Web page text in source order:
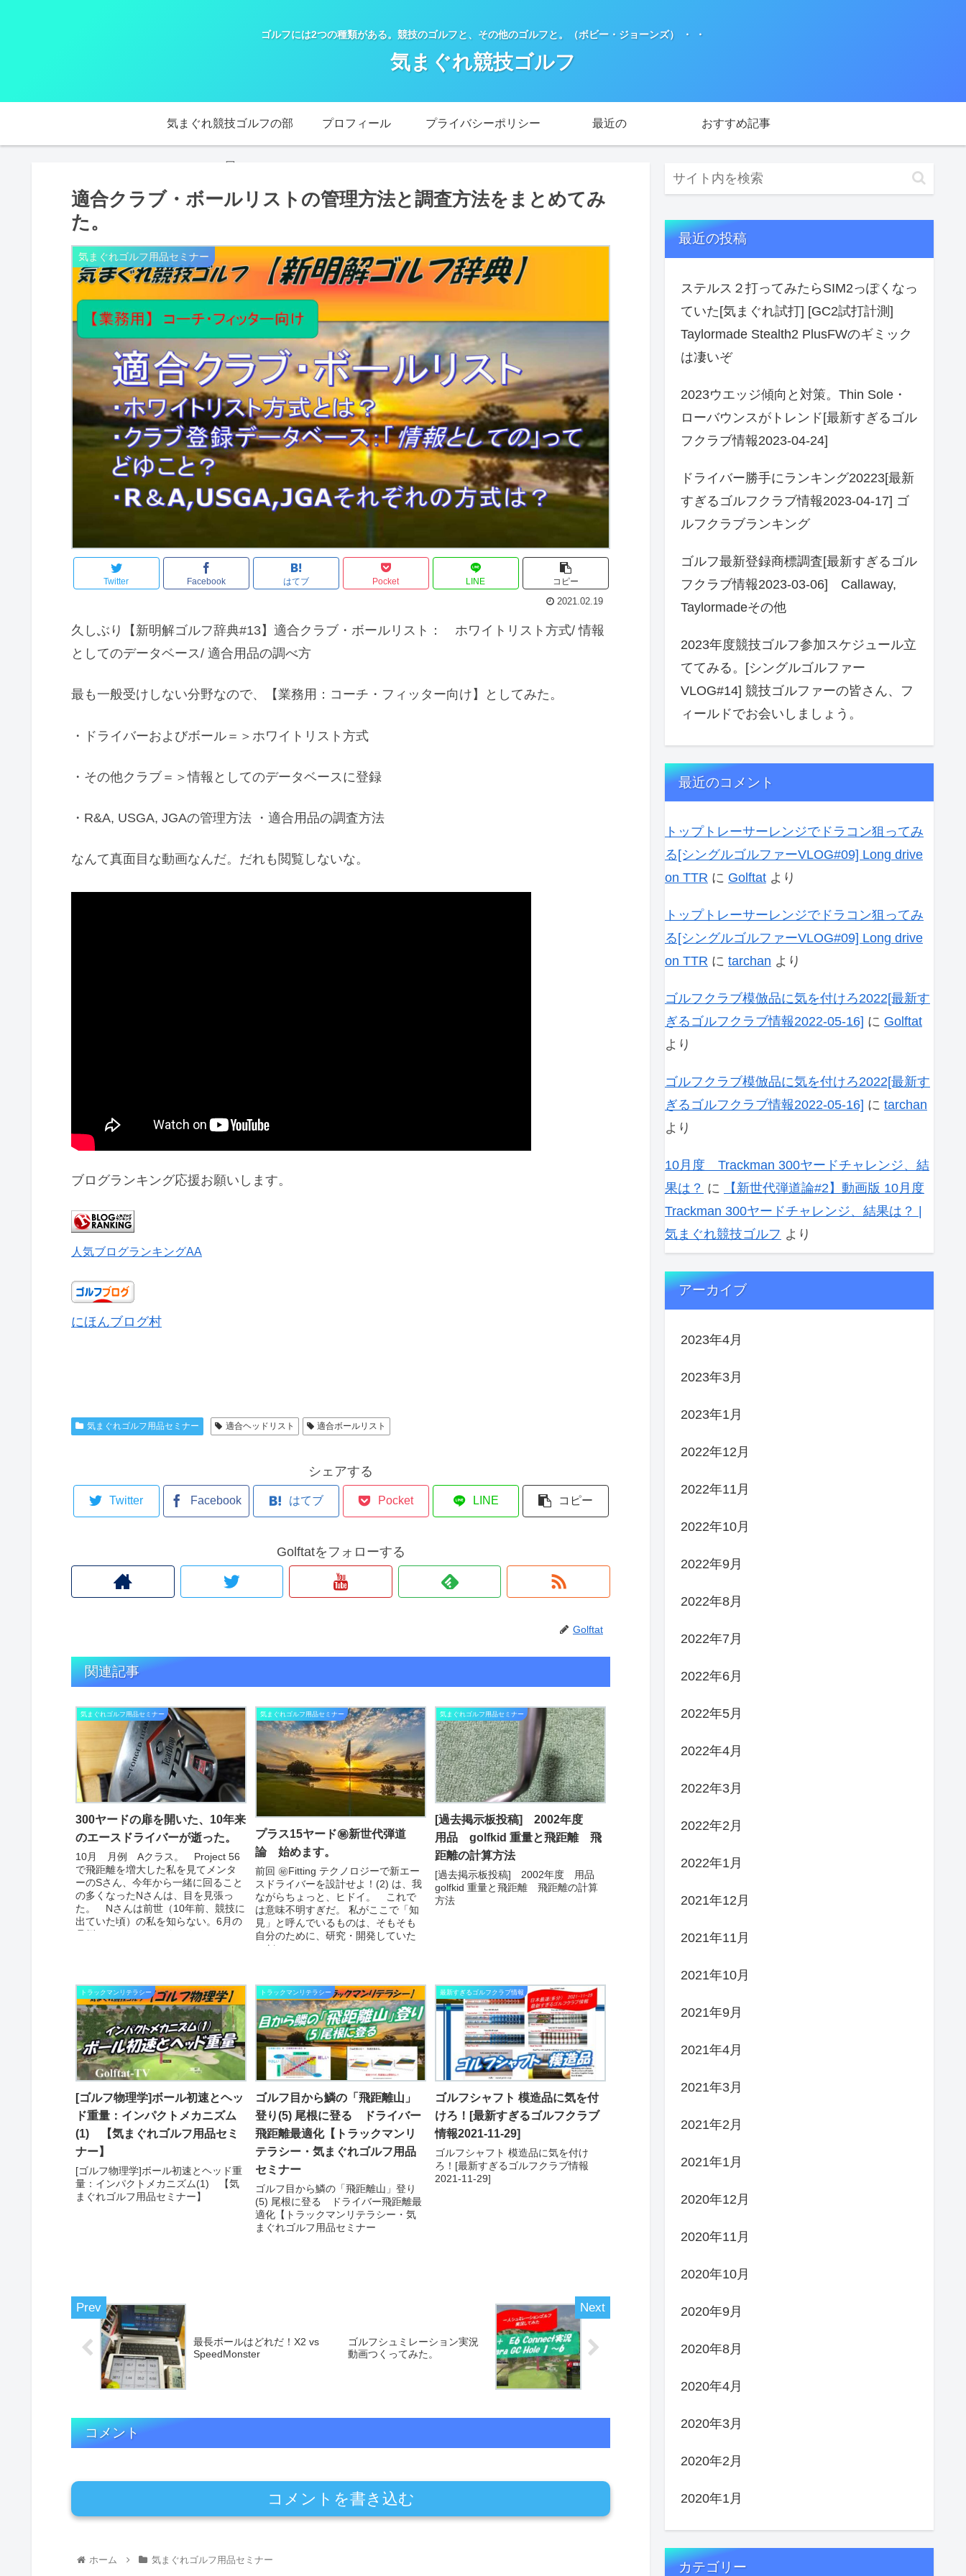
ゴルフには2つの種類がある。競技のゴルフと、その他のゴルフと。（ボビー・ジョーンズ） ・ ・
気まぐれ競技ゴルフ
気まぐれ競技ゴルフの部
屋
プロフィール プライバシーポリシー 最近の おすすめ記事
適合クラブ・ボールリストの管理方法と調査方法をまとめてみ
た。
気まぐれゴルフ用品セミナー
Twitter Facebook はてブ Pocket LINE コピー
2021.02.19
久しぶり【新明解ゴルフ辞典#13】適合クラブ・ボールリスト： ホワイトリスト方式/ 情報
としてのデータベース/ 適合用品の調べ方
最も一般受けしない分野なので、【業務用：コーチ・フィッター向け】としてみた。
・ドライバーおよびボール＝＞ホワイトリスト方式
・その他クラブ＝＞情報としてのデータベースに登録
・R&A, USGA, JGAの管理方法 ・適合用品の調査方法
なんて真面目な動画なんだ。だれも閲覧しないな。
ブログランキング応援お願いします。
人気ブログランキングAA
にほんブログ村
気まぐれゴルフ用品セミナー 適合ヘッドリスト 適合ボールリスト
シェアする
Twitter Facebook はてブ Pocket LINE コピー
Golftatをフォローする
Golftat
関連記事
気まぐれゴルフ用品セミナー
300ヤードの扉を開いた、10年来
のエースドライバーが逝った。
10月 月例 Aクラス。 Project 56
で飛距離を増大した私を見てメンタ
ーのSさん、今年から一緒に回ること
の多くなったNさんは、目を見張っ
た。 Nさんは前世（10年前、競技に
出ていた頃）の私を知らない。6月の
月例では、Nさんのドライバ...
気まぐれゴルフ用品セミナー
プラス15ヤード㊙新世代弾道
論 始めます。
前回 ㊙Fitting テクノロジーで新エー
スドライバーを設計せよ！(2) は、我
ながらちょっと、ヒドイ。 これで
は意味不明すぎだ。 私がここで「知
見」と呼んでいるものは、そもそも
自分のために、研究・開発していた
のだ...
気まぐれゴルフ用品セミナー
[過去掲示板投稿] 2002年度
用品 golfkid 重量と飛距離 飛
距離の計算方法
[過去掲示板投稿] 2002年度 用品
golfkid 重量と飛距離 飛距離の計算
方法
トラックマンリテラシー
[ゴルフ物理学]ボール初速とヘッ
ド重量：インパクトメカニズム
(1) 【気まぐれゴルフ用品セミ
ナー】
[ゴルフ物理学]ボール初速とヘッド重
量：インパクトメカニズム(1) 【気
まぐれゴルフ用品セミナー】
トラックマンリテラシー
ゴルフ目から鱗の「飛距離山」
登り(5) 尾根に登る ドライバー
飛距離最適化【トラックマンリ
テラシー・気まぐれゴルフ用品
セミナー
ゴルフ目から鱗の「飛距離山」登り
(5) 尾根に登る ドライバー飛距離最
適化【トラックマンリテラシー・気
まぐれゴルフ用品セミナー
最新すぎるゴルフクラブ情報
ゴルフシャフト 模造品に気を付
けろ！[最新すぎるゴルフクラブ
情報2021-11-29]
ゴルフシャフト 模造品に気を付け
ろ！[最新すぎるゴルフクラブ情報
2021-11-29]
最長ボールはどれだ！X2 vs
SpeedMonster
ゴルフシュミレーション実況
動画つくってみた。
コメント
コメントを書き込む
ホーム 気まぐれゴルフ用品セミナー
最近の投稿
ステルス２打ってみたらSIM2っぽくなっ
ていた[気まぐれ試打] [GC2試打計測]
Taylormade Stealth2 PlusFWのギミック
は凄いぞ
2023ウエッジ傾向と対策。Thin Sole・
ローバウンスがトレンド[最新すぎるゴル
フクラブ情報2023-04-24]
ドライバー勝手にランキング20223[最新
すぎるゴルフクラブ情報2023-04-17] ゴ
ルフクラブランキング
ゴルフ最新登録商標調査[最新すぎるゴル
フクラブ情報2023-03-06] Callaway,
Taylormadeその他
2023年度競技ゴルフ参加スケジュール立
ててみる。[シングルゴルファー
VLOG#14] 競技ゴルファーの皆さん、フ
ィールドでお会いしましょう。
最近のコメント
トップトレーサーレンジでドラコン狙ってみ
る[シングルゴルファーVLOG#09] Long drive
on TTR に Golftat より
トップトレーサーレンジでドラコン狙ってみ
る[シングルゴルファーVLOG#09] Long drive
on TTR に tarchan より
ゴルフクラブ模倣品に気を付けろ2022[最新す
ぎるゴルフクラブ情報2022-05-16] に Golftat
より
ゴルフクラブ模倣品に気を付けろ2022[最新す
ぎるゴルフクラブ情報2022-05-16] に tarchan
より
10月度 Trackman 300ヤードチャレンジ、結
果は？ に
【新世代弾道論#2】動画版 10月度
Trackman 300ヤードチャレンジ、結果は？ |
気まぐれ競技ゴルフ より
アーカイブ
2023年4月
2023年3月
2023年1月
2022年12月
2022年11月
2022年10月
2022年9月
2022年8月
2022年7月
2022年6月
2022年5月
2022年4月
2022年3月
2022年2月
2022年1月
2021年12月
2021年11月
2021年10月
2021年9月
2021年4月
2021年3月
2021年2月
2021年1月
2020年12月
2020年11月
2020年10月
2020年9月
2020年8月
2020年4月
2020年3月
2020年2月
2020年1月
カテゴリー